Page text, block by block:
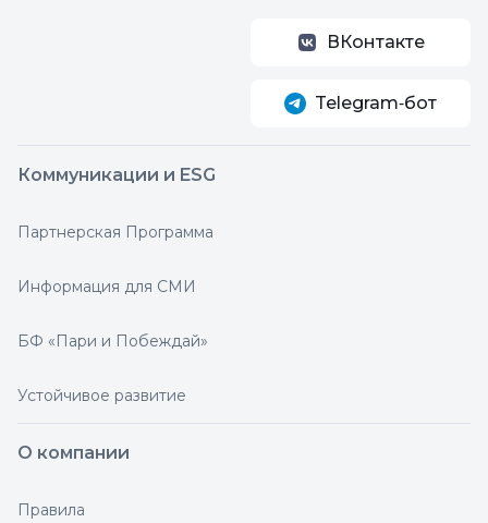
ВКонтакте
Telegram‑бот
Коммуникации и ESG
Партнерская Программа
Информация для СМИ
БФ «Пари и Побеждай»
Устойчивое развитие
О компании
Правила